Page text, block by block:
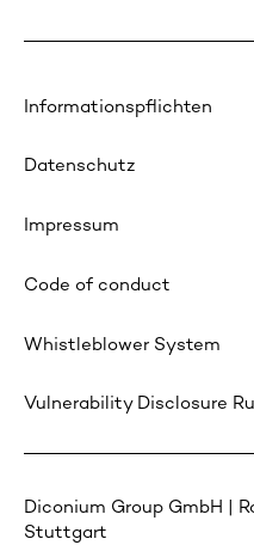
Informationspflichten
Datenschutz
Impressum
Code of conduct
Whistleblower System
Vulnerability Disclosure
Diconium Group GmbH |
Stuttgart